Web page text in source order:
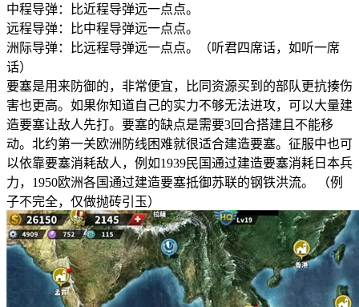
中程导弹：比近程导弹远一点点。
远程导弹：比中程导弹远一点点。
洲际导弹：比远程导弹远一点点。（听君四席话，如听一席
话）
要塞是用来防御的，非常便宜，比同资源买到的部队更抗揍伤
害也更高。如果你知道自己的实力不够无法进攻，可以大量建
造要塞让敌人先打。要塞的缺点是需要3回合搭建且不能移
动。北约第一关欧洲防线困难就很适合建造要塞。征服中也可
以依靠要塞消耗敌人，例如1939民国通过建造要塞消耗日本兵
力，1950欧洲各国通过建造要塞抵御苏联的钢铁洪流。 （例
子不完全，仅做抛砖引玉）